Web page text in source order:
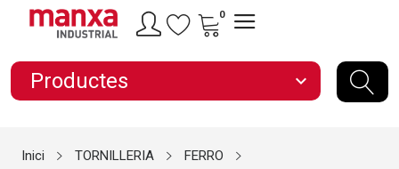
0
Productes expand_more
Inici TORNILLERIA
FERRO